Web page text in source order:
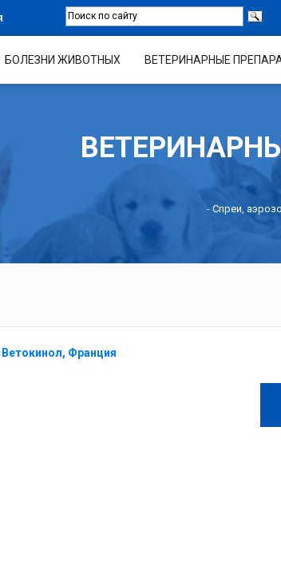
БОЛЕЗНИ ЖИВОТНЫХ ВЕТЕРИНАРНЫЕ
- Спреи,
Франция